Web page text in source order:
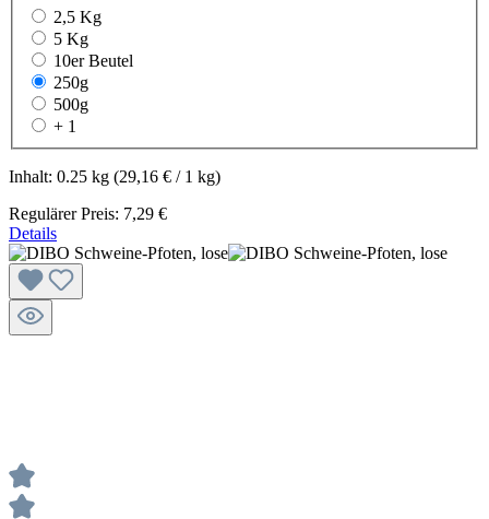
2,5 Kg
5 Kg
10er Beutel
250g
500g
+ 1
Inhalt: 0.25 kg (29,16 € / 1 kg)
Regulärer Preis: 7,29 €
Details